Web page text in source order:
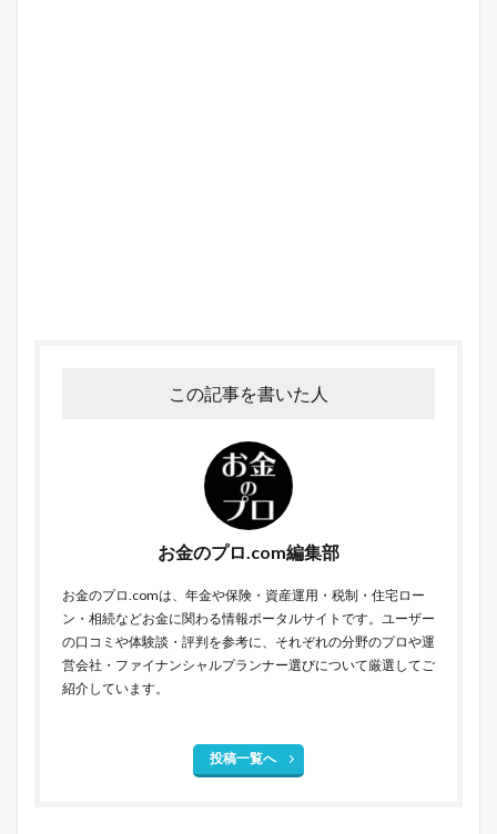
この記事を書いた人
お金のプロ.com編集部
お金のプロ.comは、年金や保険・資産運用・税制・住宅ロー
ン・相続などお金に関わる情報ポータルサイトです。ユーザー
の口コミや体験談・評判を参考に、それぞれの分野のプロや運
営会社・ファイナンシャルプランナー選びについて厳選してご
紹介しています。
投稿一覧へ